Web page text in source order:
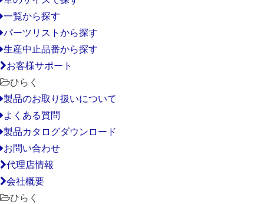
一覧から探す
パーツリストから探す
生産中止品番から探す
お客様サポート
ひらく
製品のお取り扱いについて
よくある質問
製品カタログダウンロード
お問い合わせ
代理店情報
会社概要
ひらく